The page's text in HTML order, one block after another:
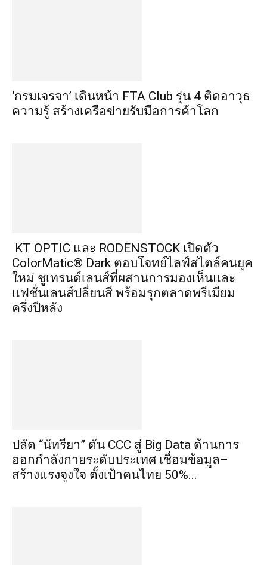
‘กรมเจรจา’ เดินหน้า FTA Club รุ่น 4 ติดอาวุธ
ความรู้ สร้างเครือข่ายรับมือการค้าโลก
KT OPTIC และ RODENSTOCK เปิดตัว
ColorMatic® Dark ตอบโจทย์ไลฟ์สไตล์คนยุค
ใหม่ ชูเทรนด์เลนส์ที่ผสานการมองเห็นและ
แฟชั่นเลนส์ปลี่ยนสี พร้อมรุกตลาดพรีเมียม
ครึ่งปีหลัง
ปลัด “นัทรียา” ดัน CCC สู่ Big Data ด้านการ
ออกกำลังกายระดับประเทศ เชื่อมข้อมูล–
สร้างแรงจูงใจ ตั้งเป้าคนไทย 50%...